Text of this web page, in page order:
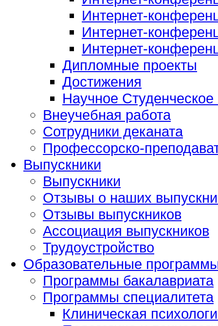
Интернет-
Интернет-
Интернет-
Дипломные проекты
Достижения
Научное
Внеучебная работа
Сотрудники деканата
Профессорско-
Выпускники
Выпускники
Отзывы о наших
Отзывы выпускников
Ассоциация выпускников
Трудоустройство
Образовательные
Программы бакалавриата
Программы специалитета
Клиническая